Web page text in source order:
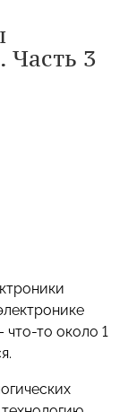
Часть 3
что-то около 1